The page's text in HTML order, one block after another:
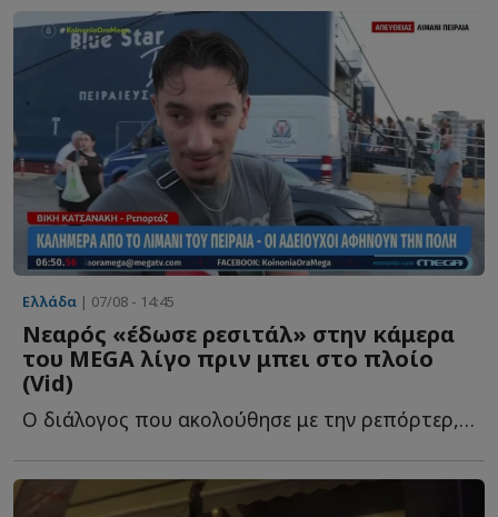
Ελλάδα | 07/08 - 14:45
Νεαρός «έδωσε ρεσιτάλ» στην κάμερα
του MEGA λίγο πριν μπει στο πλοίο
(Vid)
Ο διάλογος που ακολούθησε με την ρεπόρτερ, Βίκυ Κατσανάκη, ή...